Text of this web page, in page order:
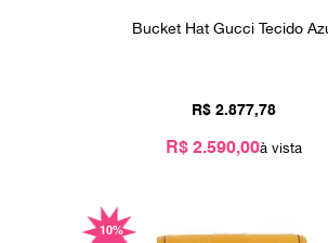
Bucket Hat Gucci Tecido
R$ 2.877,78
R$ 2.590,00
10%